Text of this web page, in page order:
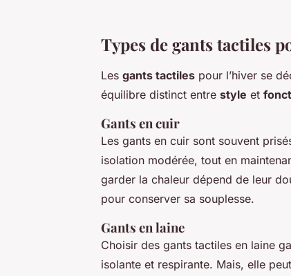
Types de gants tactiles
Les gants tactiles pour l’hiver se
équilibre distinct entre style et
Gants en cuir
Les gants en cuir sont souvent
isolation modérée, tout en
garder la chaleur dépend de leur
pour conserver sa souplesse.
Gants en laine
Choisir des gants tactiles en laine
isolante et respirante. Mais, elle